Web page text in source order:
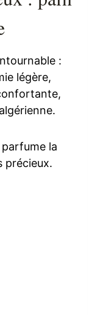
:
légère,
la
précieux.